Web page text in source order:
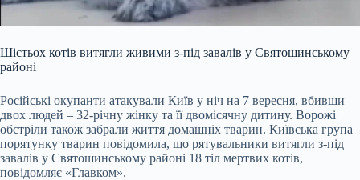
Шістьох котів витягли живими з-під завалів у Святошинському
районі
Російські окупанти атакували Київ у ніч на 7 вересня, вбивши
двох людей – 32-річну жінку та її двомісячну дитину. Ворожі
обстріли також забрали життя домашніх тварин. Київська група
порятунку тварин повідомила, що рятувальники витягли з-під
завалів у Святошинському районі 18 тіл мертвих котів,
повідомляє «Главком».